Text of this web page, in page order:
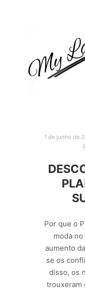
1 de junho de
Por que o
moda
aumento
se os
disso, os
trouxeram